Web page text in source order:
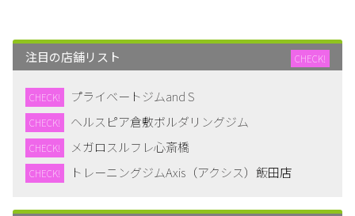
注目の店舗リスト CHECK!
CHECK! プライベートジムand S
CHECK! ヘルスピア倉敷ボルダリングジム
CHECK! メガロスルフレ心斎橋
CHECK! トレーニングジムAxis（アクシス）飯田店